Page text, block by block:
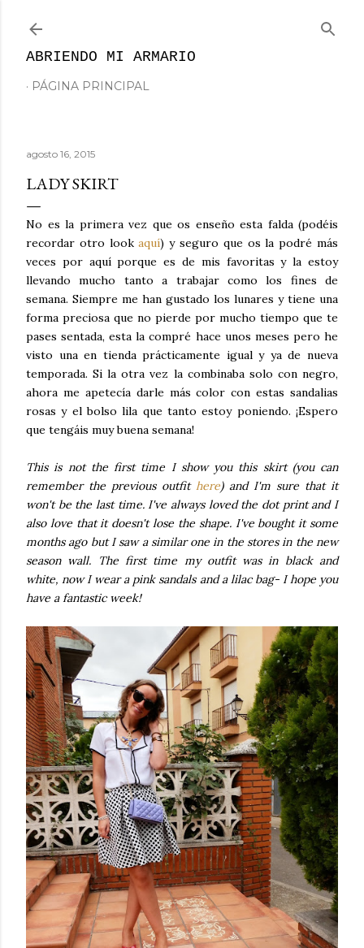
ABRIENDO MI ARMARIO
PÁGINA PRINCIPAL
agosto 16, 2015
LADY SKIRT
No es la primera vez que os enseño esta falda (podéis
recordar otro lookaquí) y seguro que os la podré más
veces por aquí porque es de mis favoritas y la estoy
llevando mucho tanto a trabajar como los fines de
semana. Siempre me han gustado los lunares y tiene una
forma preciosa que no pierde por mucho tiempo que te
pases sentada, esta la compré hace unos meses pero he
visto una en tienda prácticamente igual y ya de nueva
temporada. Si la otra vez la combinaba solo con negro,
ahora me apetecía darle más color con estas sandalias
rosas y el bolso lila que tanto estoy poniendo. ¡Espero
que tengáis muy buena semana!
This is not the first time I show you this skirt (you can
remember the previous outfit here) and I'm sure that it
won't be the last time. I've always loved the dot print and I
also love that it doesn't lose the shape. I've bought it some
months ago but I saw a similar one in the stores in the new
season wall. The first time my outfit was in black and
white, now I wear a pink sandals and a lilac bag- I hope you
have a fantastic week!